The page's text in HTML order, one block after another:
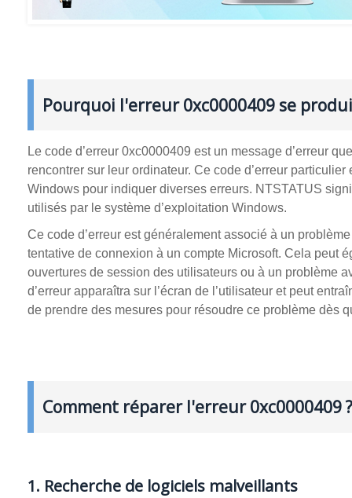
Pourquoi l'erreur 0xc0000409 se
Le code d’erreur 0xc0000409 est un message d’erreur
rencontrer sur leur ordinateur. Ce code d’erreur
Windows pour indiquer diverses erreurs. NTSTATUS
utilisés par le système d’exploitation Windows.
Ce code d’erreur est généralement associé à un
tentative de connexion à un compte Microsoft. Cela peut
ouvertures de session des utilisateurs ou à un problème
d’erreur apparaîtra sur l’écran de l’utilisateur et peut
de prendre des mesures pour résoudre ce problème dès
Comment réparer l'erreur 0xc0000409 ?
1. Recherche de logiciels malveillants